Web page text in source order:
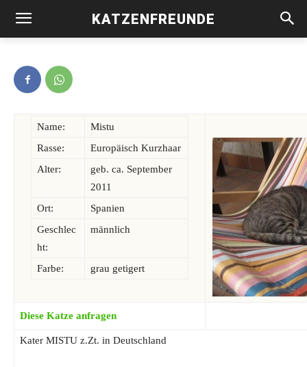
KATZENFREUNDE
Mistu -vermittelt-
Name:
Mistu
Rasse:
Europäisch Kurzhaar
Alter:
geb. ca. September
2011
Ort:
Spanien
Geschlec
ht:
männlich
Farbe: grau getigert
Diese Katze anfragen
Kater MISTU z.Zt. in Deutschland